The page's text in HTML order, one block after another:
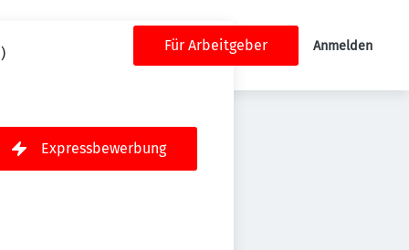
Für Arbeitgeber Anmelden
Expressbewerbung